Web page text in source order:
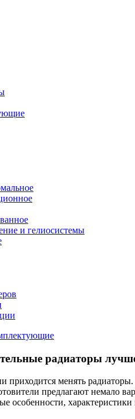
и гелиосистемы
радиаторы
приходится менять
предлагают немало
особенности,